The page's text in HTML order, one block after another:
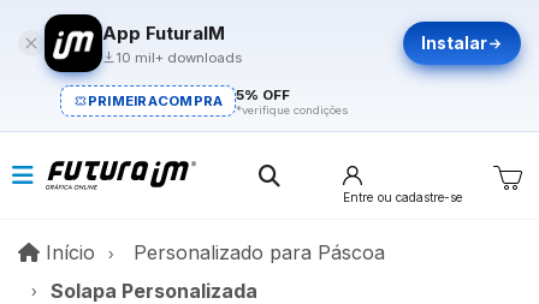
App FuturaIM
10 mil+ downloads
Instalar
PRIMEIRACOMPRA 5% OFF
*verifique condições
Entre ou cadastre-se
Início InícioPersonalizado para Páscoa​
Solapa Personalizada